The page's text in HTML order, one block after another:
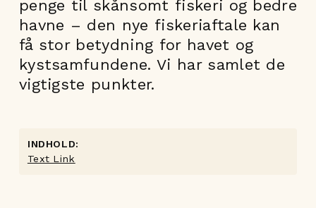
penge til skånsomt fiskeri og bedre
havne – den nye fiskeriaftale kan
få stor betydning for havet og
kystsamfundene. Vi har samlet de
vigtigste punkter.
INDHOLD:
Text Link